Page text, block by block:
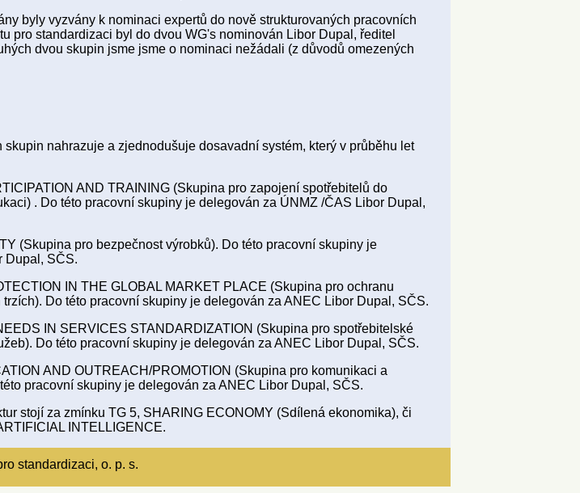
byly vyzvány k nominaci expertů do nově strukturovaných pracovních
pro standardizaci byl do dvou WG's nominován Libor Dupal, ředitel
dvou skupin jsme jsme o nominaci nežádali (z důvodů omezených
skupin nahrazuje a zjednodušuje dosavadní systém, který v průběhu let
AND TRAINING (Skupina pro zapojení spotřebitelů do
. Do této pracovní skupiny je delegován za ÚNMZ /ČAS Libor Dupal,
(Skupina pro bezpečnost výrobků). Do této pracovní skupiny je
Dupal, SČS.
IN THE GLOBAL MARKET PLACE (Skupina pro ochranu
Do této pracovní skupiny je delegován za ANEC Libor Dupal, SČS.
IN SERVICES STANDARDIZATION (Skupina pro spotřebitelské
Do této pracovní skupiny je delegován za ANEC Libor Dupal, SČS.
AND OUTREACH/PROMOTION (Skupina pro komunikaci a
pracovní skupiny je delegován za ANEC Libor Dupal, SČS.
stojí za zmínku TG 5, SHARING ECONOMY (Sdílená ekonomika), či
INTELLIGENCE.
standardizaci, o. p. s.